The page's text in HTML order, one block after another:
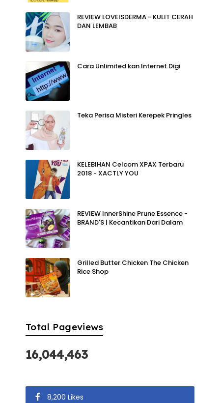
REVIEW LOVEISDERMA - KULIT CERAH
DAN LEMBAB
Cara Unlimited kan Internet Digi
Teka Perisa Misteri Kerepek Pringles
KELEBIHAN Celcom XPAX Terbaru
2018 - XACTLY YOU
REVIEW InnerShine Prune Essence -
BRAND'S | Kecantikan Dari Dalam
Grilled Butter Chicken The Chicken
Rice Shop
Total Pageviews
16,044,463
8,200 Likes